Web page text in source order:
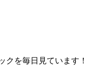
クを毎日見ています！